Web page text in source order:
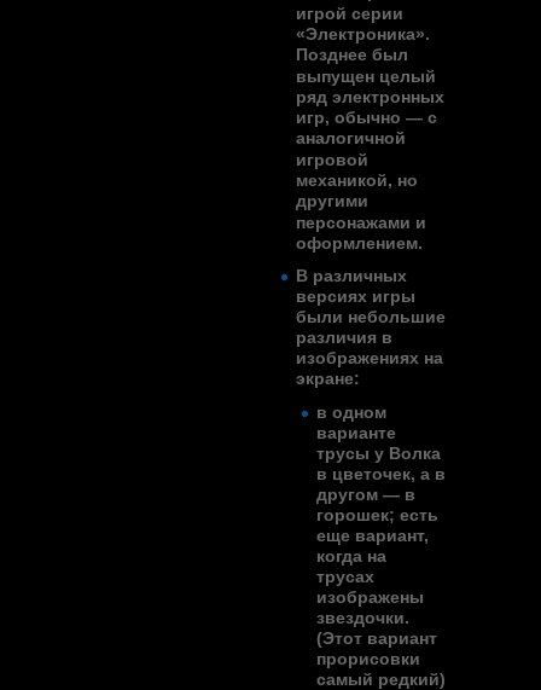
игрой серии
«Электроника».
Позднее был
выпущен целый
ряд электронных
игр, обычно — с
аналогичной
игровой
механикой, но
другими
персонажами и
оформлением.
В различных
версиях игры
были небольшие
различия в
изображениях на
экране:
в одном
варианте
трусы у Волка
в цветочек, а в
другом — в
горошек; есть
еще вариант,
когда на
трусах
изображены
звездочки.
(Этот вариант
прорисовки
самый редкий)